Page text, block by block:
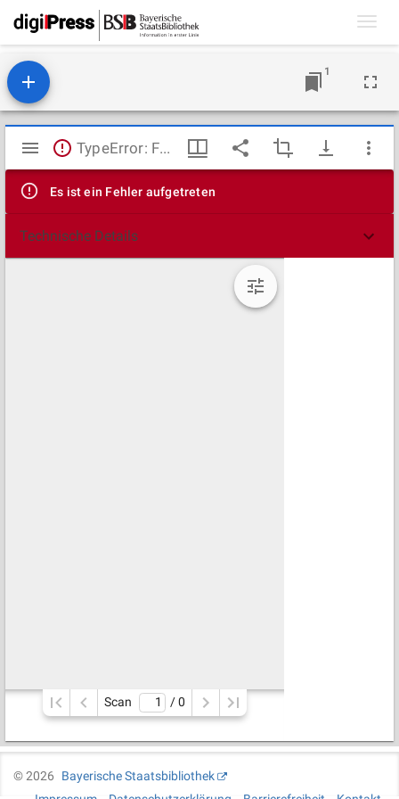
1
Mirador
Viewer
TypeError: Failed to fetch
Es ist ein Fehler aufgetreten
Technische Details
Scan / 0
©2026
Bayerische Staatsbibliothek